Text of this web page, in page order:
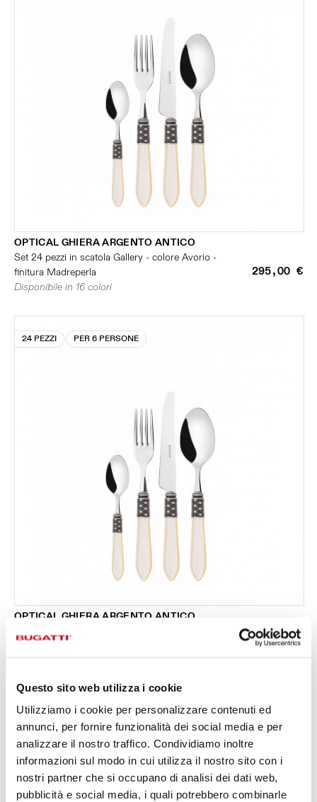
Questo sito web utilizza i cookie
Utilizziamo i cookie per personalizzare contenuti ed
annunci, per fornire funzionalità dei social media e per
analizzare il nostro traffico. Condividiamo inoltre
informazioni sul modo in cui utilizza il nostro sito con i
nostri partner che si occupano di analisi dei dati web,
pubblicità e social media, i quali potrebbero combinarle
OPTICAL GHIERA ARGENTO ANTICO
Set 24 pezzi in scatola Gallery - colore Avorio -
finitura Madreperla
295,00 €
Disponibile in 16 colori
24 PEZZI PER 6 PERSONE
OPTICAL GHIERA ARGENTO ANTICO
295,00 €
24 PEZZI PER 6 PERSONE